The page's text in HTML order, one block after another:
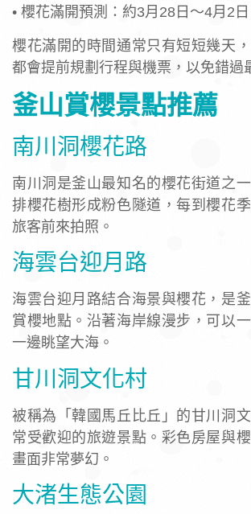
• 櫻花滿開預測：約3月28日～4月2日
櫻花滿開的時間通常只有短短幾天
都會提前規劃行程與機票，以免錯過
釜山賞櫻景點推薦
南川洞櫻花路
南川洞是釜山最知名的櫻花街道之
排櫻花樹形成粉色隧道，每到櫻花
旅客前來拍照。
海雲台迎月路
海雲台迎月路結合海景與櫻花，是
賞櫻地點。沿著海岸線漫步，可以
一邊眺望大海。
甘川洞文化村
被稱為「韓國馬丘比丘」的甘川洞
常受歡迎的旅遊景點。彩色房屋與
畫面非常夢幻。
大渚生態公園